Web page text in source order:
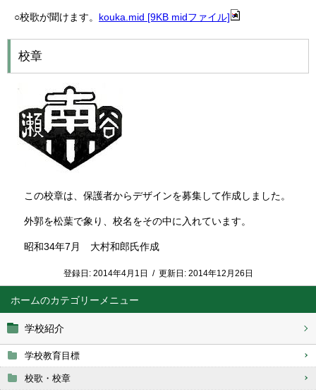
ホーム
学校紹介
学校教育目標
校歌・校章
○校歌が聞けます。 kouka.mid [9KB midファイル]
校章
この校章は、保護者からデザインを募集して作成しました。
外郭を松葉で象り、校名をその中に入れています。
昭和34年7月 大村和郎氏作成
登録日: 2014年4月1日 / 更新日: 2014年12月26日